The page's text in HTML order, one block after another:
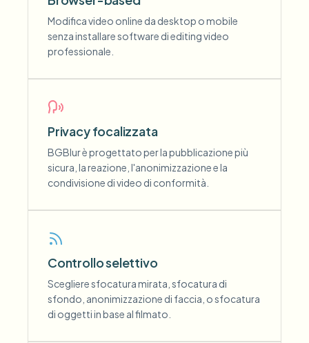
Modifica video online da desktop o mobile
senza installare software di editing video
professionale.
Privacy focalizzata
BGBlur è progettato per la pubblicazione più
sicura, la reazione, l'anonimizzazione e la
condivisione di video di conformità.
Controllo selettivo
Scegliere sfocatura mirata, sfocatura di
sfondo, anonimizzazione di faccia, o sfocatura
di oggetti in base al filmato.